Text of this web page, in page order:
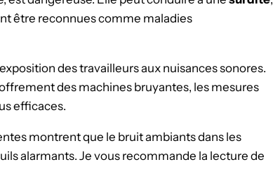
être reconnues comme maladies
des travailleurs aux nuisances sonores.
des machines bruyantes, les mesures
efficaces.
montrent que le bruit ambiants dans les
alarmants. Je vous recommande la lecture de